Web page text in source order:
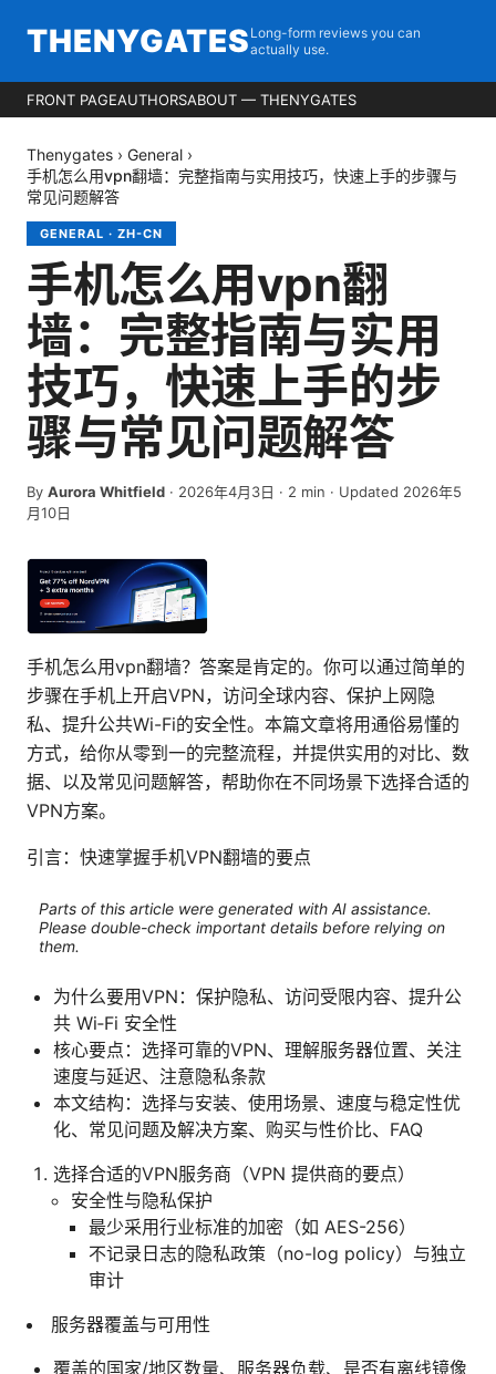
THENYGATES Long-form reviews you can
actually use.
FRONT PAGEAUTHORSABOUT — THENYGATES
Thenygates › General ›
手机怎么用vpn翻墙：完整指南与实用技巧，快速上手的步骤与
常见问题解答
GENERAL · ZH-CN
手机怎么用vpn翻
墙：完整指南与实用
技巧，快速上手的步
骤与常见问题解答
By Aurora Whitfield · 2026年4月3日 · 2 min · Updated 2026年5
月10日
手机怎么用vpn翻墙？答案是肯定的。你可以通过简单的
步骤在手机上开启VPN，访问全球内容、保护上网隐
私、提升公共Wi-Fi的安全性。本篇文章将用通俗易懂的
方式，给你从零到一的完整流程，并提供实用的对比、数
据、以及常见问题解答，帮助你在不同场景下选择合适的
VPN方案。
引言：快速掌握手机VPN翻墙的要点
Parts of this article were generated with AI assistance.
Please double-check important details before relying on
them.
为什么要用VPN：保护隐私、访问受限内容、提升公
共 Wi‑Fi 安全性
核心要点：选择可靠的VPN、理解服务器位置、关注
速度与延迟、注意隐私条款
本文结构：选择与安装、使用场景、速度与稳定性优
化、常见问题及解决方案、购买与性价比、FAQ
选择合适的VPN服务商（VPN 提供商的要点）
安全性与隐私保护
最少采用行业标准的加密（如 AES-256）
不记录日志的隐私政策（no-log policy）与独立
审计
服务器覆盖与可用性
覆盖的国家/地区数量、服务器负载、是否有离线镜像